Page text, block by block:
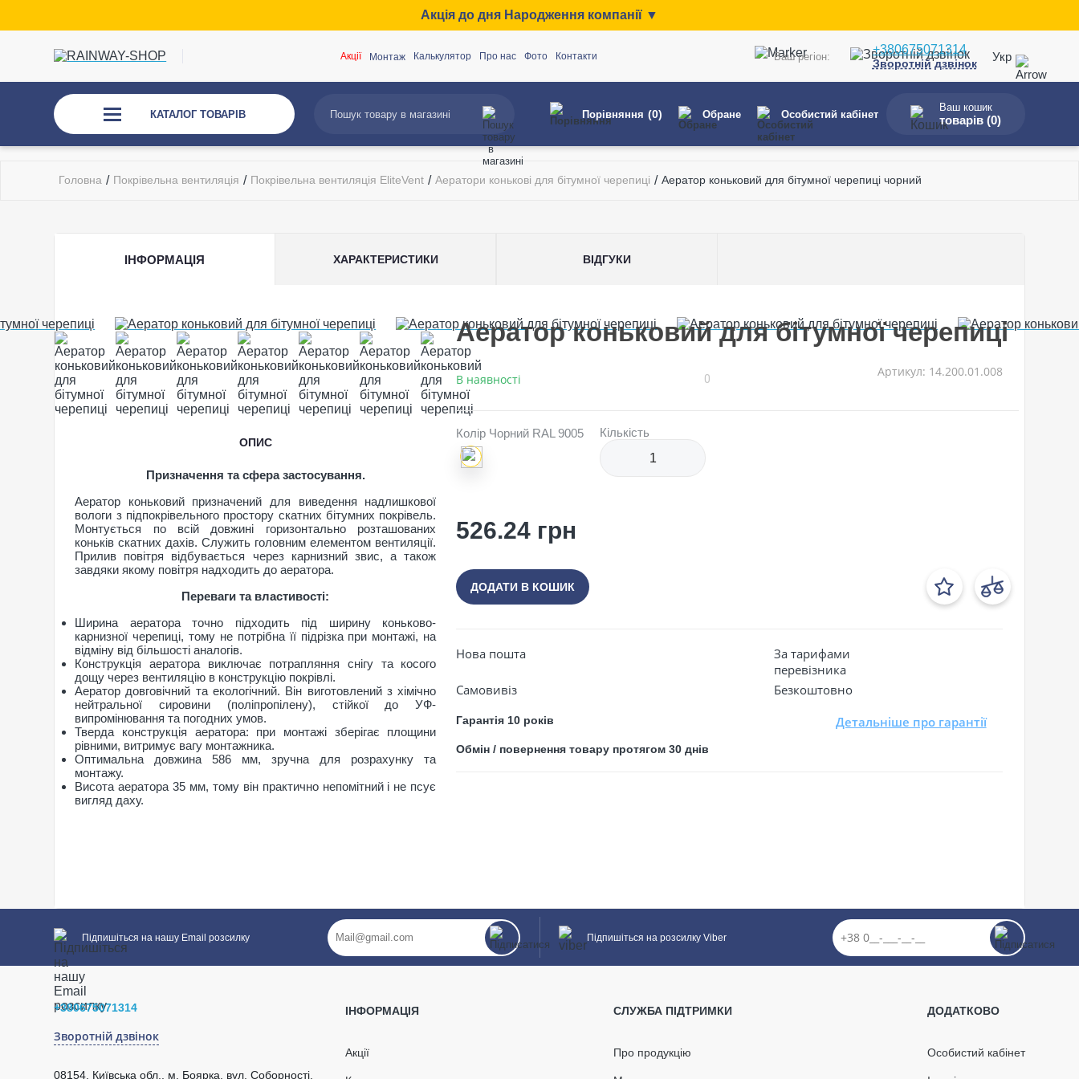
Акція до дня Народження компанії ▼
Акції Монтаж Калькулятор Про нас Фото Контакти Ваш регіон:
+380675071314
Зворотній дзвінок
Укр
КАТАЛОГ ТОВАРІВ Порівняння (0) Обране Особистий кабінет
Ваш кошик
товарів (0)
ПРОДОВЖИТИ ПОКУПКИ
Головна / Покрівельна вентиляція / Покрівельна вентиляція EliteVent / Аератори конькові для бітумної черепиці / Аератор коньковий для бітумної черепиці чорний
ІНФОРМАЦІЯ ХАРАКТЕРИСТИКИ ВІДГУКИ
ОПИС
Призначення та сфера застосування.
Аератор коньковий призначений для виведення надлишкової
вологи з підпокрівельного простору скатних бітумних покрівель.
Монтується по всій довжині горизонтально розташованих
коньків скатних дахів. Служить головним елементом вентиляції.
Прилив повітря відбувається через карнизний звис, а також
завдяки якому повітря надходить до аератора.
Переваги та властивості:
Ширина аератора точно підходить під ширину коньково-
карнизної черепиці, тому не потрібна її підрізка при монтажі, на
відміну від більшості аналогів.
Конструкція аератора виключає потрапляння снігу та косого
дощу через вентиляцію в конструкцію покрівлі.
Аератор довговічний та екологічний. Він виготовлений з хімічно
нейтральної сировини (поліпропілену), стійкої до УФ-
випромінювання та погодних умов.
Тверда конструкція аератора: при монтажі зберігає площини
рівними, витримує вагу монтажника.
Оптимальна довжина 586 мм, зручна для розрахунку та
монтажу.
Висота аератора 35 мм, тому він практично непомітний і не псує
вигляд даху.
Аератор коньковий для бітумної черепиці
В наявності 0 Артикул: 14.200.01.008
Колір Чорний RAL 9005 Кількість
526.24 грн
ДОДАТИ В КОШИК
Нова пошта
За тарифами
перевізника
Самовивіз
Безкоштовно
Гарантія 10 років
Обмін / повернення товару протягом 30 днів
Детальніше про гарантії
Загальні характеристики
Тип покрівлі
Бітумна черепиця
Матеріал
Поліпропілен
Висота
35 мм
Довжина
Площа вентиляційного отвору
0,76 кг
Написати відгук
Ваше ім’я:
бітумної черепиці
В наявності
Підпишіться на нашу Email розсилку Підпишіться на розсилку Viber
+380675071314
Зворотній дзвінок
08154, Київська обл., м. Боярка, вул. Соборності,
ІНФОРМАЦІЯ
Акції
СЛУЖБА ПІДТРИМКИ
Про продукцію
ДОДАТКОВО
Особистий кабінет